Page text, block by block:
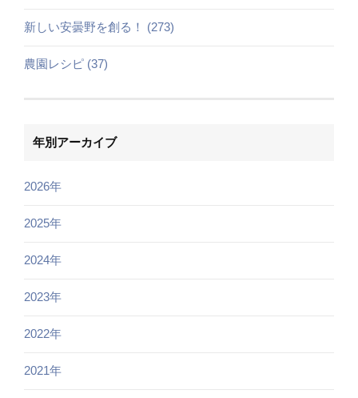
新しい安曇野を創る！ (273)
農園レシピ (37)
年別アーカイブ
2026年
2025年
2024年
2023年
2022年
2021年